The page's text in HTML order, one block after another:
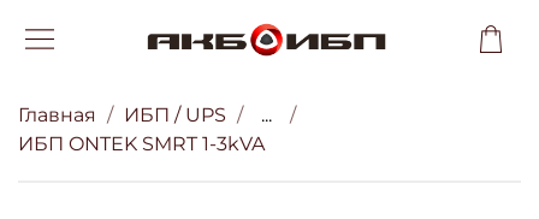
Главная ИБП / UPS
...
ИБП ONTEK SMRT 1-3kVA